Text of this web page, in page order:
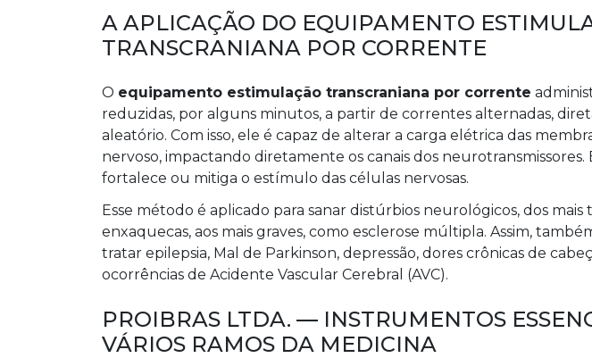
A APLICAÇÃO DO EQUIPAMENTO
TRANSCRANIANA POR CORRENTE
O equipamento estimulação transcraniana por corrente
reduzidas, por alguns minutos, a partir de correntes alternadas,
aleatório. Com isso, ele é capaz de alterar a carga elétrica das
nervoso, impactando diretamente os canais dos neurotransmissores.
fortalece ou mitiga o estímulo das células nervosas.
Esse método é aplicado para sanar distúrbios neurológicos, dos mais
enxaquecas, aos mais graves, como esclerose múltipla. Assim,
tratar epilepsia, Mal de Parkinson, depressão, dores crônicas de
ocorrências de Acidente Vascular Cerebral (AVC).
PROIBRAS LTDA. — INSTRUMENTOS
VÁRIOS RAMOS DA MEDICINA